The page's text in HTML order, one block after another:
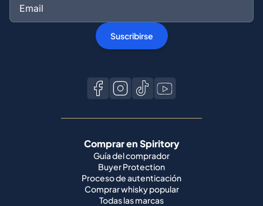
Suscribirse
Comprar en Spiritory
Guía del comprador
Buyer Protection
Proceso de autenticación
Comprar whisky popular
Todas las marcas